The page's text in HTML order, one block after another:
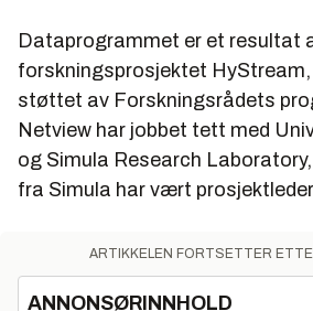
Dataprogrammet er et resultat
forskningsprosjektet
støttet av Forskningsrådets
Netview har jobbet tett med
og Simula Research
fra Simula har vært
ARTIKKELEN FORTSETTER
ANNONSØRINNHOLD